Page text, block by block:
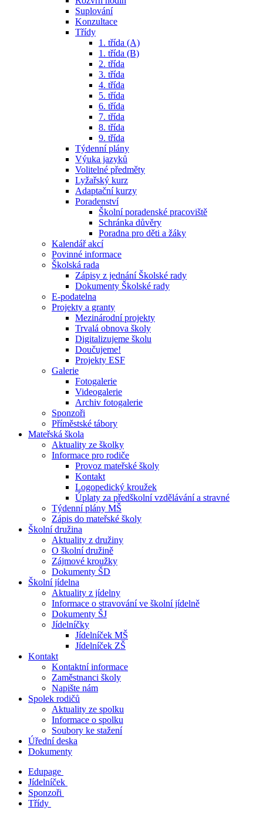
Suplování
Konzultace
Třídy
1. třída (A)
1. třída (B)
2. třída
3. třída
4. třída
5. třída
6. třída
7. třída
8. třída
9. třída
Týdenní plány
Výuka jazyků
Volitelné předměty
Lyžařský kurz
Adaptační kurzy
Poradenství
Školní poradenské pracoviště
Schránka důvěry
Poradna pro děti a žáky
Kalendář akcí
Povinné informace
Školská rada
Zápisy z jednání Školské rady
Dokumenty Školské rady
E-podatelna
Projekty a granty
Mezinárodní projekty
Trvalá obnova školy
Digitalizujeme školu
Doučujeme!
Projekty ESF
Galerie
Fotogalerie
Videogalerie
Archiv fotogalerie
Sponzoři
Příměstské tábory
Mateřská škola
Aktuality ze školky
Informace pro rodiče
Provoz mateřské školy
Kontakt
Logopedický kroužek
Úplaty za předškolní vzdělávání a stravné
Týdenní plány MŠ
Zápis do mateřské školy
Školní družina
Aktuality z družiny
O školní družině
Zájmové kroužky
Dokumenty ŠD
Školní jídelna
Aktuality z jídelny
Informace o stravování ve školní jídelně
Dokumenty ŠJ
Jídelníčky
Jídelníček MŠ
Jídelníček ZŠ
Kontakt
Kontaktní informace
Zaměstnanci školy
Napište nám
Spolek rodičů
Aktuality ze spolku
Informace o spolku
Soubory ke stažení
Úřední deska
Dokumenty
Edupage
Jídelníček
Sponzoři
Třídy